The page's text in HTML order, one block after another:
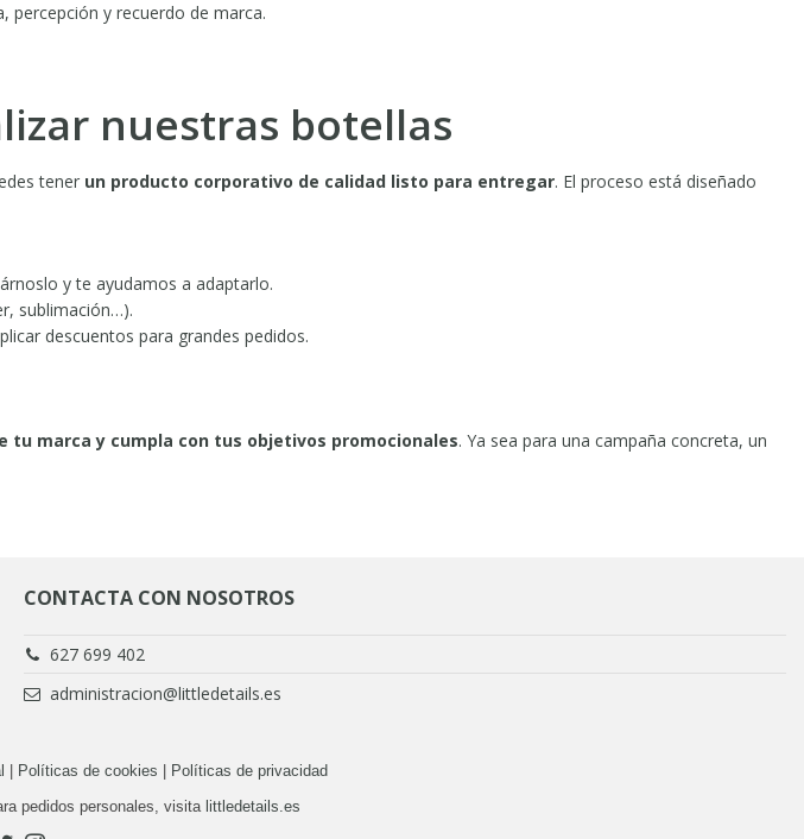
percepción y recuerdo de marca.
nuestras botellas
tener un producto corporativo de calidad listo para entregar. El proceso está diseñado
y te ayudamos a adaptarlo.
sublimación…).
descuentos para grandes pedidos.
tu marca y cumpla con tus objetivos promocionales. Ya sea para una campaña concreta, un
CONTACTA CON NOSOTROS
627 699 402
administracion@littledetails.es
Políticas de cookies Políticas de privacidad
pedidos personales, visita littledetails.es